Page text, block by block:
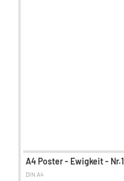
A4 Poster - Ewigkeit - Nr.1
DIN A4